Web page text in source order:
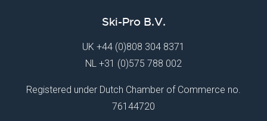
Ski-Pro B.V.
UK +44 (0)808 304 8371
NL +31 (0)575 788 002
Registered under Dutch Chamber of Commerce no.
76144720